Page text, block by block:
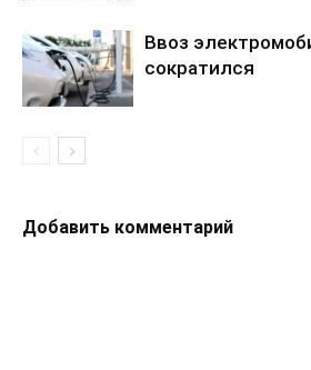
Ввоз
сократился
Добавить комментарий